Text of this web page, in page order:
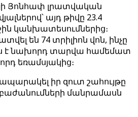
Յոնհափ լրատվական
այդ թիվը 23.4
կանխատեսումներից։
են 74 տրիլիոն վոն, ինչը
է նախորդ տարվա համեմատ
եռամսյակից։
իր զուտ շահույթը
մանրամասն